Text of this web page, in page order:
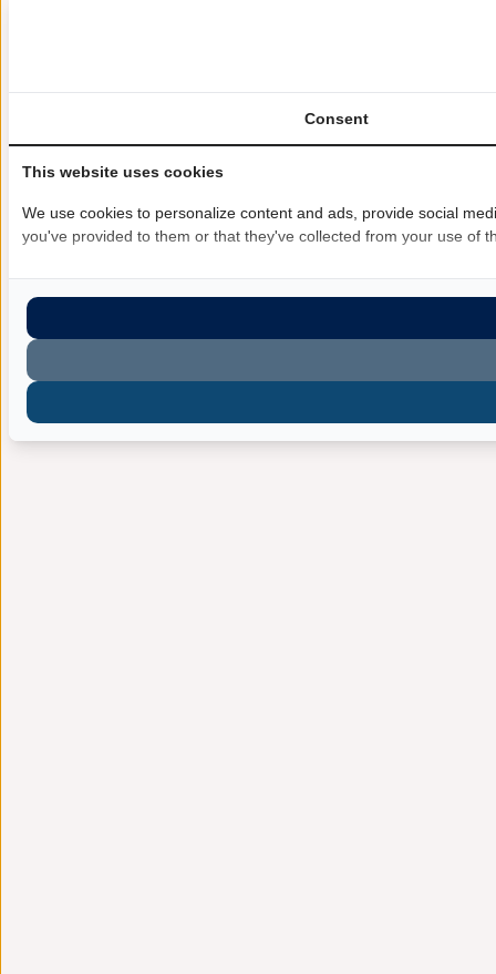
Consent
This website uses cookies
We use cookies to personalize content and ads, provide social
you've provided to them or that they've collected from your use of